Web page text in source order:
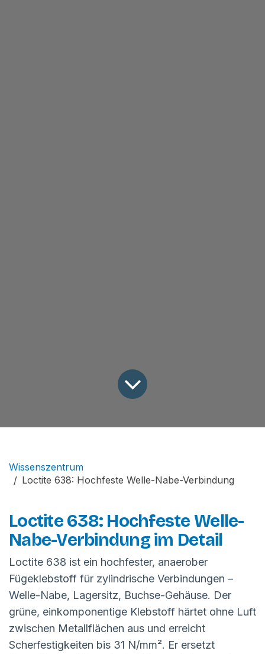
Wissenszentrum
Loctite 638: Hochfeste Welle-Nabe-Verbindung
Loctite 638: Hochfeste Welle-
Nabe-Verbindung im Detail
Loctite 638 ist ein hochfester, anaerober
Fügeklebstoff für zylindrische Verbindungen –
Welle-Nabe, Lagersitz, Buchse-Gehäuse. Der
grüne, einkomponentige Klebstoff härtet ohne Luft
zwischen Metallflächen aus und erreicht
Scherfestigkeiten bis 31 N/mm². Er ersetzt